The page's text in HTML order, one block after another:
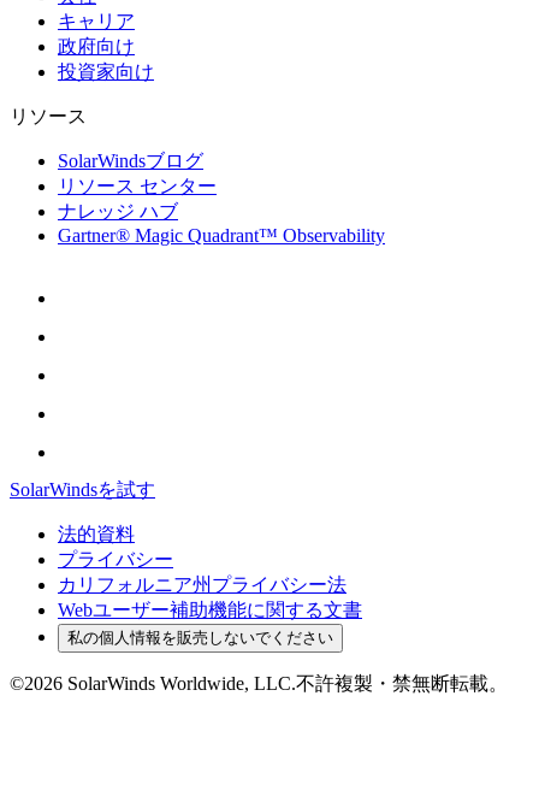
キャリア
政府向け
投資家向け
リソース
SolarWindsブログ
リソース センター
ナレッジ ハブ
Gartner® Magic Quadrant™ Observability
SolarWindsを試す
法的資料
プライバシー
カリフォルニア州プライバシー法
Webユーザー補助機能に関する文書
私の個人情報を販売しないでください
©2026 SolarWinds Worldwide, LLC.不許複製・禁無断転載。